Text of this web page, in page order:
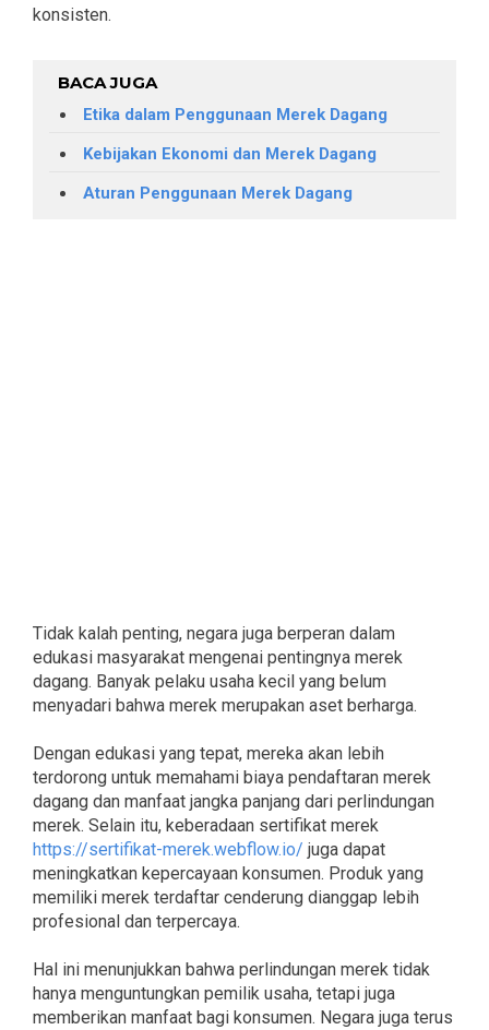
konsisten.
BACA JUGA
Etika dalam Penggunaan Merek Dagang
Kebijakan Ekonomi dan Merek Dagang
Aturan Penggunaan Merek Dagang
Tidak kalah penting, negara juga berperan dalam
edukasi masyarakat mengenai pentingnya merek
dagang. Banyak pelaku usaha kecil yang belum
menyadari bahwa merek merupakan aset berharga.
Dengan edukasi yang tepat, mereka akan lebih
terdorong untuk memahami biaya pendaftaran merek
dagang dan manfaat jangka panjang dari perlindungan
merek. Selain itu, keberadaan sertifikat merek
https://sertifikat-merek.webflow.io/ juga dapat
meningkatkan kepercayaan konsumen. Produk yang
memiliki merek terdaftar cenderung dianggap lebih
profesional dan terpercaya.
Hal ini menunjukkan bahwa perlindungan merek tidak
hanya menguntungkan pemilik usaha, tetapi juga
memberikan manfaat bagi konsumen. Negara juga terus